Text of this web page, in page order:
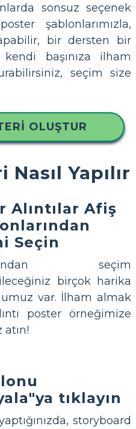
sonsuz seçenek
şablonlarımızla,
bir dersten bir
başınıza ilham
seçim size
OLUŞTUR
Yapılır
Alıntılar Afiş
Seçin
seçim
birçok harika
var. İlham almak
poster örneğimize
atın!
tıklayın
storyboard